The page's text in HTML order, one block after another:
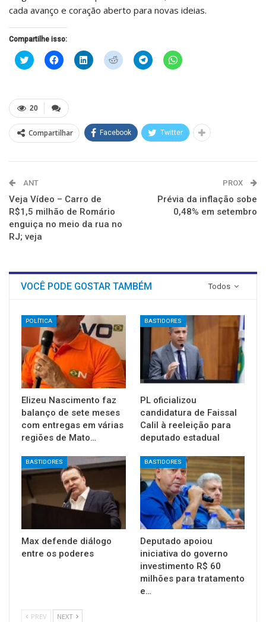
cada avanço e coração aberto para novas ideias.
Compartilhe isso:
Clique
para
em
nova
janela)
Clique
para
em
nova
janela)
Clique
para
Clique
para
Clique
para
Clique
para
20
Compartilhar Facebook Twitter
ANT
Veja Vídeo – Carro de
R$1,5 milhão de Romário
enguiça no meio da rua no
RJ; veja
PROX
Prévia da inflação sobe
0,48% em setembro
Todos
VOCÊ PODE GOSTAR TAMBÉM
POLÍTICA
Elizeu Nascimento faz
balanço de sete meses
com entregas em várias
regiões de Mato…
BASTIDORES
PL oficializou
candidatura de Faissal
Calil à reeleição para
deputado estadual
BASTIDORES
Max defende diálogo
entre os poderes
BASTIDORES
Deputado apoiou
iniciativa do governo
investimento R$ 60
milhões para tratamento
e…
PREV NEXT